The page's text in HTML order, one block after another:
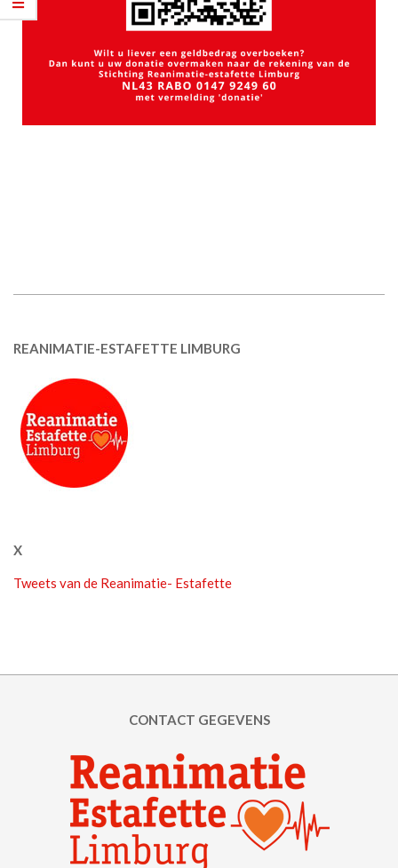
REANIMATIE-ESTAFETTE LIMBURG
X
Tweets van de Reanimatie- Estafette
CONTACT GEGEVENS